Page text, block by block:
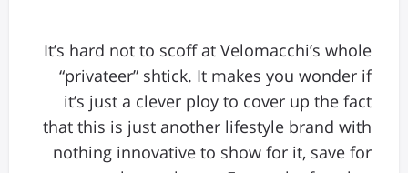
It’s hard not to scoff at Velomacchi’s whole
“privateer” shtick. It makes you wonder if
it’s just a clever ploy to cover up the fact
that this is just another lifestyle brand with
nothing innovative to show for it, save for